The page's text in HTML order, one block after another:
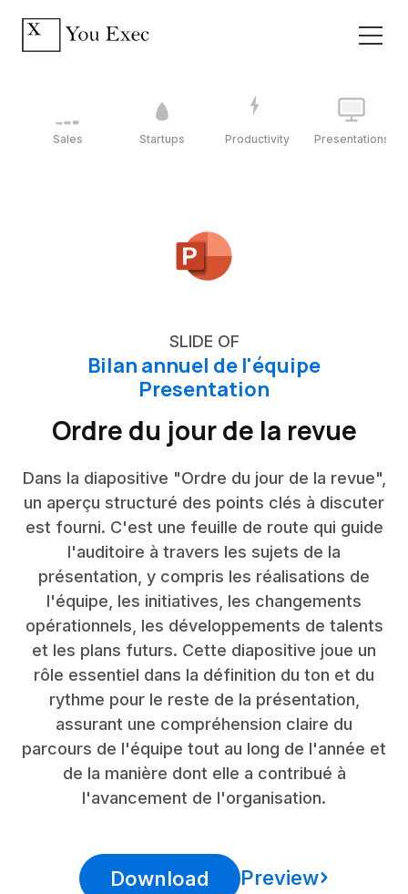
Sales Startups Productivity Presentations
SLIDE OF
Bilan annuel de l'équipe
Presentation
Ordre du jour de la revue
Dans la diapositive "Ordre du jour de la revue",
un aperçu structuré des points clés à discuter
est fourni. C'est une feuille de route qui guide
l'auditoire à travers les sujets de la
présentation, y compris les réalisations de
l'équipe, les initiatives, les changements
opérationnels, les développements de talents
et les plans futurs. Cette diapositive joue un
rôle essentiel dans la définition du ton et du
rythme pour le reste de la présentation,
assurant une compréhension claire du
parcours de l'équipe tout au long de l'année et
de la manière dont elle a contribué à
l'avancement de l'organisation.
Download Preview